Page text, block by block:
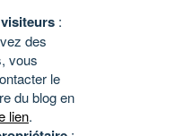
:
des
vous
le
du blog en
lien.